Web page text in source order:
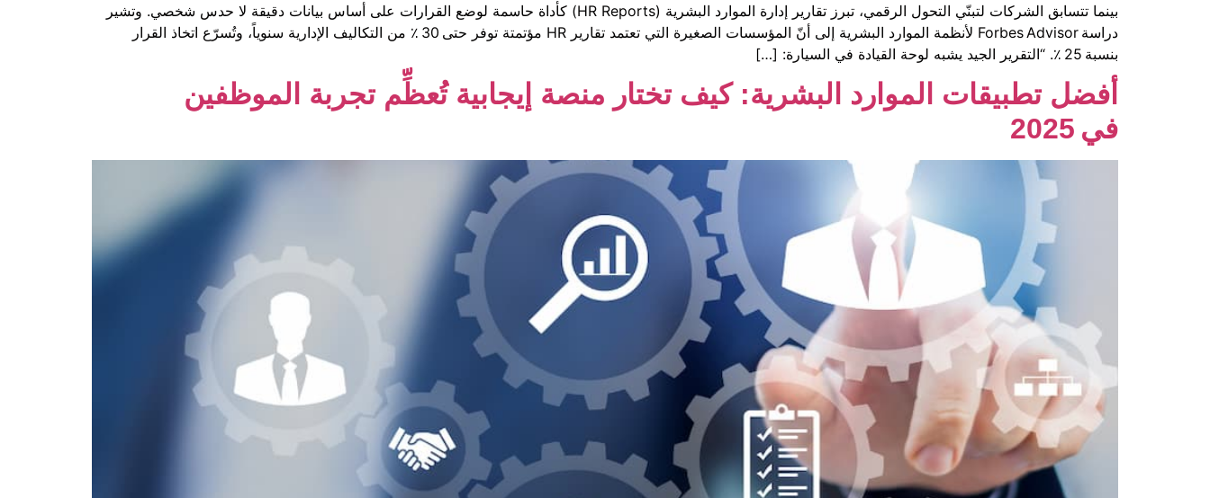
بينما تتسابق الشركات لتبنّي التحول الرقمي، تبرز تقارير إدارة الموارد البشرية (HR Reports) كأداة حاسمة لوضع القرارات على أساس بيانات دقيقة لا حدس شخصي. وتشير
دراسة Forbes Advisor لأنظمة الموارد البشرية إلى أنّ المؤسسات الصغيرة التي تعتمد تقارير HR مؤتمتة توفر حتى 30 ٪ من التكاليف الإدارية سنوياً، وتُسرّع اتخاذ القرار
بنسبة 25 ٪. “التقرير الجيد يشبه لوحة القيادة في السيارة: […]
أفضل تطبيقات الموارد البشرية: كيف تختار منصة إيجابية تُعظِّم تجربة الموظفين
في 2025